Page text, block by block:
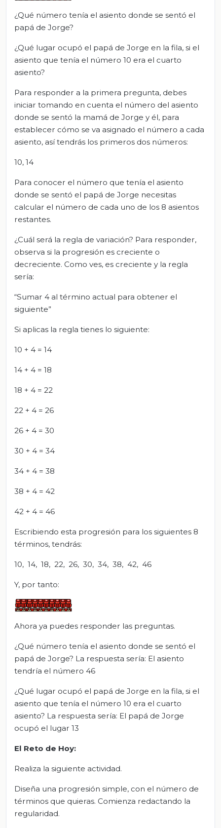
¿Qué número tenía el asiento donde se sentó el
papá de Jorge?
¿Qué lugar ocupó el papá de Jorge en la fila, si el
asiento que tenía el número 10 era el cuarto
asiento?
Para responder a la primera pregunta, debes
iniciar tomando en cuenta el número del asiento
donde se sentó la mamá de Jorge y él, para
establecer cómo se va asignado el número a cada
asiento, así tendrás los primeros dos números:
10, 14
Para conocer el número que tenía el asiento
donde se sentó el papá de Jorge necesitas
calcular el número de cada uno de los 8 asientos
restantes.
¿Cuál será la regla de variación? Para responder,
observa si la progresión es creciente o
decreciente. Como ves, es creciente y la regla
sería:
“Sumar 4 al término actual para obtener el
siguiente”
Si aplicas la regla tienes lo siguiente:
10 + 4 = 14
14 + 4 = 18
18 + 4 = 22
22 + 4 = 26
26 + 4 = 30
30 + 4 = 34
34 + 4 = 38
38 + 4 = 42
42 + 4 = 46
Escribiendo esta progresión para los siguientes 8
términos, tendrás:
10, 14, 18, 22, 26, 30, 34, 38, 42, 46
Y, por tanto:
Ahora ya puedes responder las preguntas.
¿Qué número tenía el asiento donde se sentó el
papá de Jorge? La respuesta sería: El asiento
tendría el número 46
¿Qué lugar ocupó el papá de Jorge en la fila, si el
asiento que tenía el número 10 era el cuarto
asiento? La respuesta sería: El papá de Jorge
ocupó el lugar 13
El Reto de Hoy:
Realiza la siguiente actividad.
Diseña una progresión simple, con el número de
términos que quieras. Comienza redactando la
regularidad.